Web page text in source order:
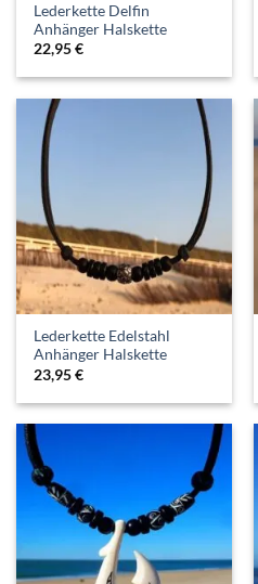
Lederkette Delfin
Anhänger Halskette
22,95€
Lederkette Edelstahl
Anhänger Halskette
23,95€